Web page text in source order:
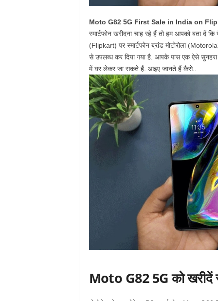
Moto G82 5G First Sale in India on
स्मार्टफोन खरीदना चाह रहे हैं तो हम आपको बता दें
(Flipkart) पर स्मार्टफोन ब्रांड मोटोरोला
से उपलब्ध कर दिया गया है. आपके पास एक ऐसे
में घर लेकर जा सकते हैं. आइए जानते हैं कैसे..
Moto G82 5G को खरीदें